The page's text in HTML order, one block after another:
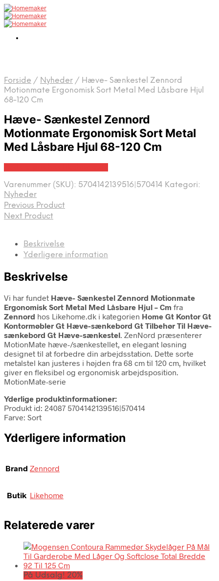
Forside / Nyheder / Hæve- Sænkestel Zennord
Motionmate Ergonomisk Sort Metal Med Låsbare Hjul
68-120 Cm
Hæve- Sænkestel Zennord
Motionmate Ergonomisk Sort Metal
Med Låsbare Hjul 68-120 Cm
Varenummer (SKU): 5704142139516|570414 Kategori:
Nyheder
Previous Product
Next Product
Beskrivelse
Yderligere information
Beskrivelse
Vi har fundet Hæve- Sænkestel Zennord Motionmate
Ergonomisk Sort Metal Med Låsbare Hjul – Cm fra
Zennord hos Likehome.dk i kategorien Home Gt Kontor Gt
Kontormøbler Gt Hæve-sænkebord Gt Tilbehør Til Hæve-
sænkebord Gt Hæve-sænkestel. ZenNord præsenterer
MotionMate hæve-/sænkestellet, en elegant løsning
designet til at forbedre din arbejdsstation. Dette sorte
metalstel kan justeres i højden fra 68 cm til 120 cm, hvilket
giver en fleksibel og ergonomisk arbejdsposition.
MotionMate-serie
Yderlige produktinformationer:
Produkt id: 24087 5704142139516|570414
Farve: Sort
Yderligere information
Brand Zennord
Butik Likehome
Relaterede varer
På Udsalg! 20%